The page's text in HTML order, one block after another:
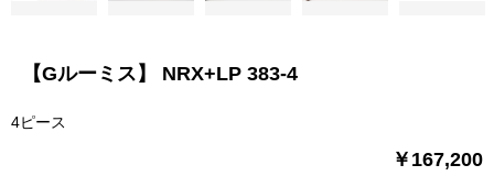
【Gルーミス】 NRX+LP 383-4
4ピース
￥167,200